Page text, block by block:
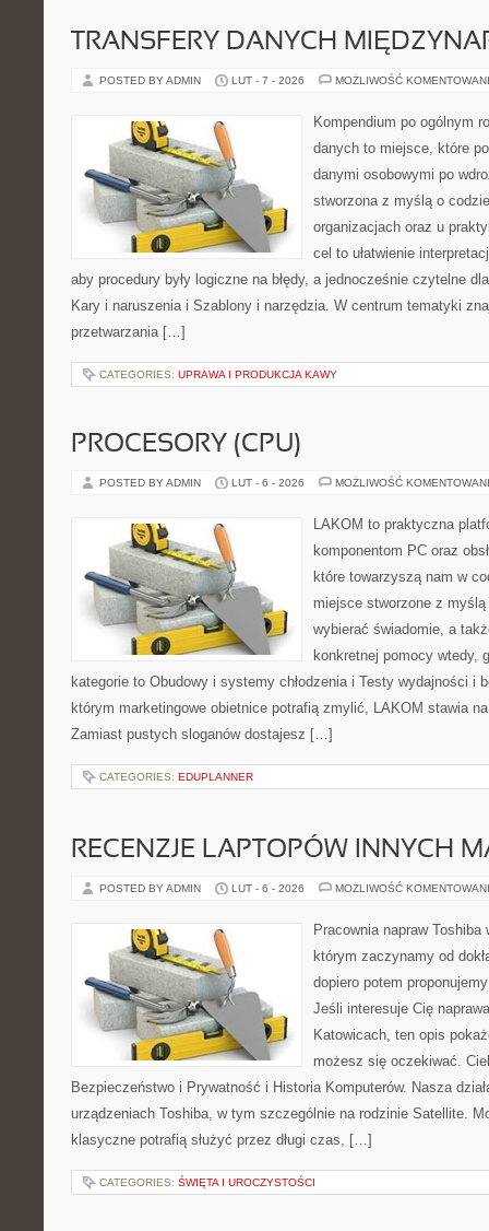
TRANSFERY DANYCH
POSTED BY ADMIN LUT - 7 - 2026 MOŻLIWOŚĆ
Kompendium po ogólnym
danych to miejsce, które
danymi osobowymi po
stworzona z myślą o
organizacjach oraz u
cel to ułatwienie
aby procedury były logiczne na błędy, a jednocześnie czytelne
Kary i naruszenia i Szablony i narzędzia. W centrum tematyki
przetwarzania […]
CATEGORIES: UPRAWA I PRODUKCJA KAWY
PROCESORY (CPU)
POSTED BY ADMIN LUT - 6 - 2026 MOŻLIWOŚĆ
LAKOM to praktyczna
komponentom PC oraz
które towarzyszą nam w
miejsce stworzone z
wybierać świadomie, a
konkretnej pomocy wtedy,
kategorie to Obudowy i systemy chłodzenia i Testy wydajności i
którym marketingowe obietnice potrafią zmylić, LAKOM stawia
Zamiast pustych sloganów dostajesz […]
CATEGORIES: EDUPLANNER
RECENZJE LAPTOPÓW INNYCH
POSTED BY ADMIN LUT - 6 - 2026 MOŻLIWOŚĆ
Pracownia napraw
którym zaczynamy od
dopiero potem
Jeśli interesuje Cię
Katowicach, ten opis
możesz się oczekiwać.
Bezpieczeństwo i Prywatność i Historia Komputerów. Nasza
urządzeniach Toshiba, w tym szczególnie na rodzinie Satellite.
klasyczne potrafią służyć przez długi czas, […]
CATEGORIES: ŚWIĘTA I UROCZYSTOŚCI